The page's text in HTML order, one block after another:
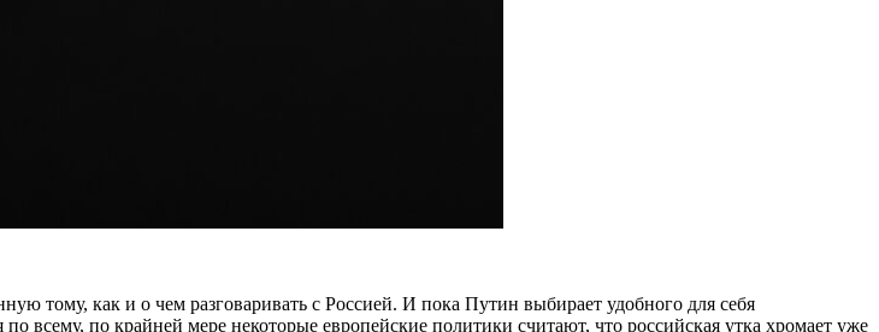
тому, как и о чем разговаривать с Россией. И пока Путин выбирает удобного для себя
всему, по крайней мере некоторые европейские политики считают, что российская утка хромает уже